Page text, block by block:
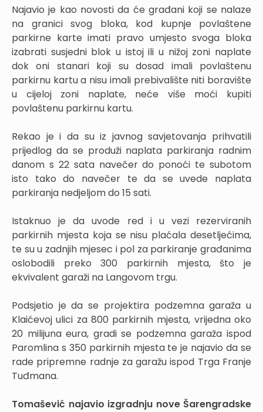
Najavio je kao novosti da će građani koji se nalaze
na granici svog bloka, kod kupnje povlaštene
parkirne karte imati pravo umjesto svoga bloka
izabrati susjedni blok u istoj ili u nižoj zoni naplate
dok oni stanari koji su dosad imali povlaštenu
parkirnu kartu a nisu imali prebivalište niti boravište
u cijeloj zoni naplate, neće više moći kupiti
povlaštenu parkirnu kartu.
Rekao je i da su iz javnog savjetovanja prihvatili
prijedlog da se produži naplata parkiranja radnim
danom s 22 sata navečer do ponoći te subotom
isto tako do navečer te da se uvede naplata
parkiranja nedjeljom do 15 sati.
Istaknuo je da uvode red i u vezi rezerviranih
parkirnih mjesta koja se nisu plaćala desetljećima,
te su u zadnjih mjesec i pol za parkiranje građanima
oslobodili preko 300 parkirnih mjesta, što je
ekvivalent garaži na Langovom trgu.
Podsjetio je da se projektira podzemna garaža u
Klaićevoj ulici za 800 parkirnih mjesta, vrijedna oko
20 milijuna eura, gradi se podzemna garaža ispod
Paromlina s 350 parkirnih mjesta te je najavio da se
rade pripremne radnje za garažu ispod Trga Franje
Tuđmana.
Tomašević najavio izgradnju nove Šarengradske